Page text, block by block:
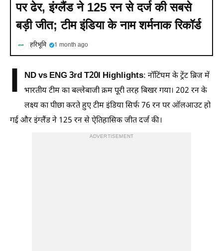
पर ढेर, इंग्लैंड ने 125 रन से दर्ज की सबसे
बड़ी जीत; टीम इंडिया के नाम शर्मनाक रिकॉर्ड
हरिभूमि 1 month ago
I ND vs ENG 3rd T20I Highlights: नॉटिंघम के ट्रेंट ब्रिज में
भारतीय टीम का बल्लेबाजी क्रम पूरी तरह बिखर गया। 202 रन के
लक्ष्य का पीछा करते हुए टीम इंडिया सिर्फ 76 रन पर ऑलआउट हो
गई और इंग्लैंड ने 125 रन से ऐतिहासिक जीत दर्ज की।
ADVERTISEMENT